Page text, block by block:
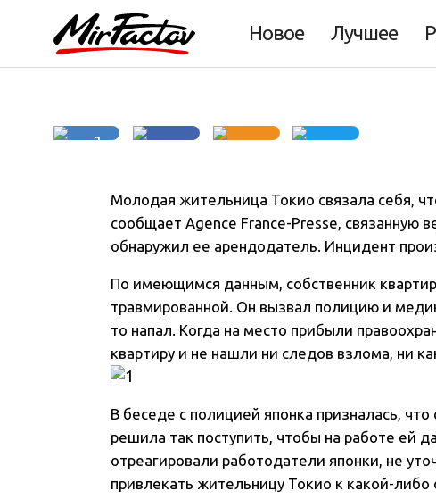
Новое Лучшее
2
Молодая жительница Токио связала себя,
сообщает Agence France-Presse, связанную
обнаружил ее арендодатель. Инцидент
По имеющимся данным, собственник
травмированной. Он вызвал полицию и
то напал. Когда на место прибыли
квартиру и не нашли ни следов взлома, ни
В беседе с полицией японка призналась,
решила так поступить, чтобы на работе ей
отреагировали работодатели японки, не
привлекать жительницу Токио к какой-либо